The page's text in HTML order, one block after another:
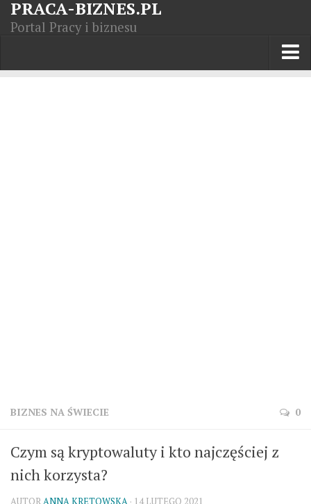
PRACA-BIZNES.PL
Portal Pracy i biznesu
BIZNES NA ŚWIECIE 0
Czym są kryptowaluty i kto najczęściej z
nich korzysta?
AUTORANNA KRETOWSKA · 14 LUTEGO 2021